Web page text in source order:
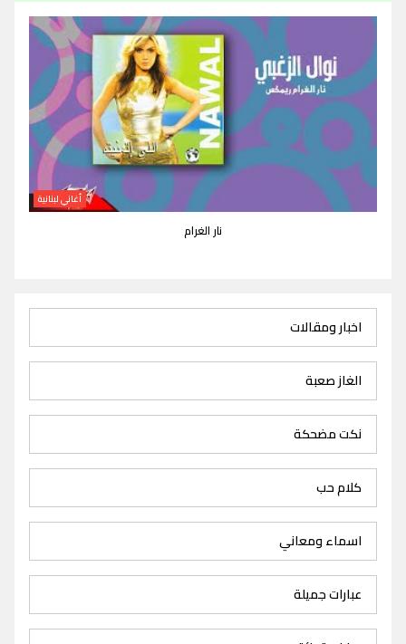
أغاني لبنانية
نار الغرام
اخبار ومقالات
الغاز صعبة
نكت مضحكة
كلام حب
اسماء ومعاني
عبارات جميلة